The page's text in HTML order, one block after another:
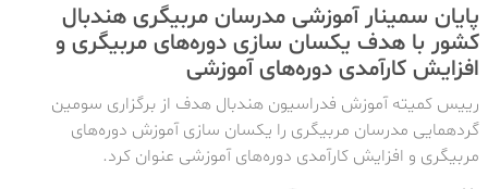
پایان سمینار آموزشی مدرسان مربیگری هندبال
کشور با هدف یکسان سازی دوره‌های مربیگری و
افزایش کارآمدی دوره‌های آموزشی
رییس کمیته آموزش فدراسیون هندبال هدف از برگزاری سومین
گردهمایی مدرسان مربیگری را یکسان سازی آموزش دوره‌های
مربیگری و افزایش کارآمدی دوره‌های آموزشی عنوان کرد.